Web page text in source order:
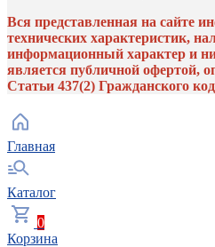
Вся представленная на сайте
технических характеристик,
информационный характер и
является публичной офертой,
Статьи 437(2) Гражданского
Главная
Каталог
0
Корзина